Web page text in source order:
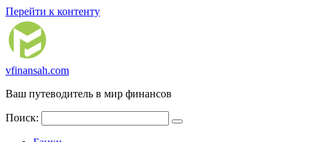
Перейти к контенту
vfinansah.com
Ваш путеводитель в мир финансов
Поиск: